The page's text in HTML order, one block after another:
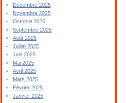
Décembre 2025
Novembre 2025
Octobre 2025
Septembre 2025
Août 2025
Juillet 2025
Juin 2025
Mai 2025
Avril 2025
Mars 2025
Février 2025
Janvier 2025